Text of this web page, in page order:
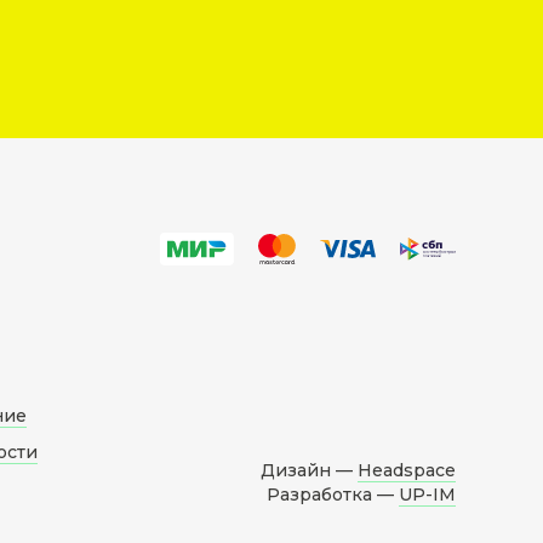
Дизайн — Headspace
Разработка — UP-IM